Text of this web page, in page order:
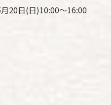
20日(日)10:00～16:00